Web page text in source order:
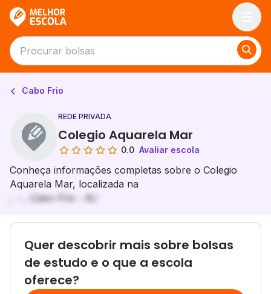
Cabo Frio
REDE PRIVADA
Colegio Aquarela Mar
0.0 Avaliar escola
Conheça informações completas sobre o Colegio
Aquarela Mar, localizada na
, - , Cabo Frio - RJ
Quer descobrir mais sobre bolsas
de estudo e o que a escola
oferece?